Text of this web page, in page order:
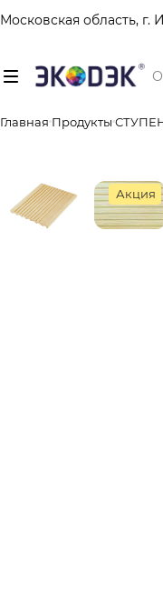
Московская область, г.
Главная Продукты
Акция